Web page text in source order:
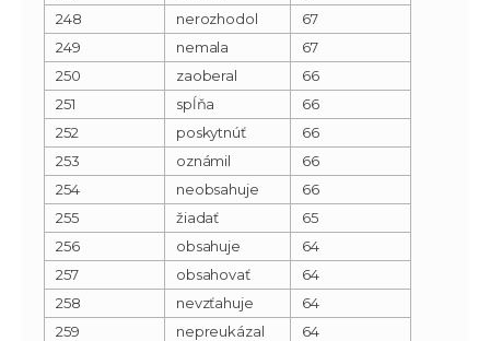
248
nerozhodol
67
249
nemala
67
250
zaoberal
66
251
spĺňa
66
252
poskytnúť
66
253
oznámil
66
254
neobsahuje
66
255
žiadať
65
256
obsahuje
64
257
obsahovať
64
258
nevzťahuje
64
259
nepreukázal
64